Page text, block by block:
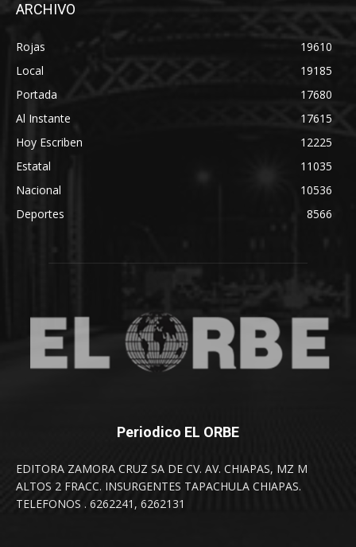
ARCHIVO
Rojas
19610
Local
19185
Portada
17680
Al Instante
17615
Hoy Escriben
12225
Estatal
11035
Nacional
10536
Deportes
8566
Periodico EL ORBE
EDITORA ZAMORA CRUZ SA DE CV. AV. CHIAPAS, MZ M
ALTOS 2 FRACC. INSURGENTES TAPACHULA CHIAPAS.
TELEFONOS . 6262241, 6262131